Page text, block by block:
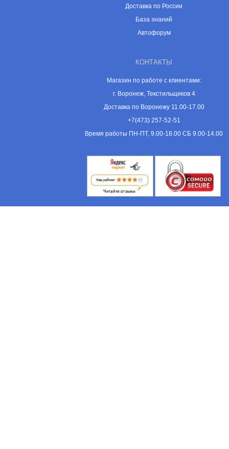
Доставка по России
База знаний
Автофорум
КОНТАКТЫ
Магазин по работе с клиентами:
г. Воронеж, Текстильщиков 4
Доставка по Воронежу 11.00-17.00
+7(473) 257-52-51
Время работы ПН-ПТ, 9.00-18.00 СБ 9.00-14.00